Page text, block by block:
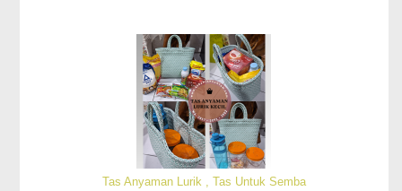
Tas Anyaman Lurik , Tas Untuk Semba